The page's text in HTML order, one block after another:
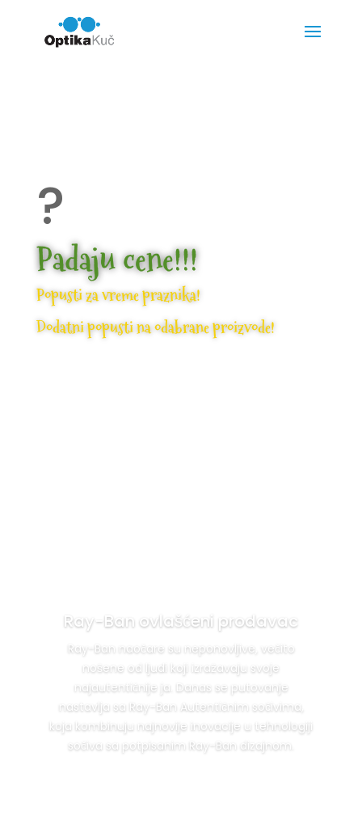
?
Padaju cene!!!
Popusti za vreme praznika!
Dodatni popusti na odabrane proizvode!
Ray-Ban ovlašćeni prodavac
Ray-Ban naočare su neponovljive, večito
nošene od ljudi koji izražavaju svoje
najautentičnije ja. Danas se putovanje
nastavlja sa Ray-Ban Autentičnim sočivima,
koja kombinuju najnovije inovacije u tehnologiji
sočiva sa potpisanim Ray-Ban dizajnom.